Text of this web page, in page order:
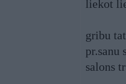
liekot
gribu
pr.sanu
salons